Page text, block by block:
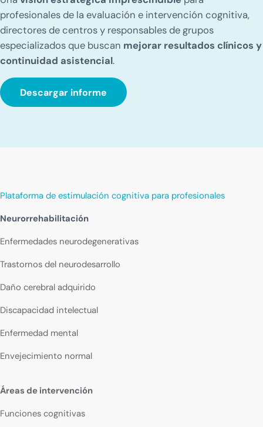
profesionales de la evaluación e intervención cognitiva,
directores de centros y responsables de grupos
especializados que buscan mejorar resultados clínicos y
continuidad asistencial.
Descargar informe
Plataforma de estimulación cognitiva para profesionales
Neurorrehabilitación
Enfermedades neurodegenerativas
Trastornos del neurodesarrollo
Daño cerebral adquirido
Discapacidad intelectual
Enfermedad mental
Envejecimiento normal
Áreas de intervención
Funciones cognitivas